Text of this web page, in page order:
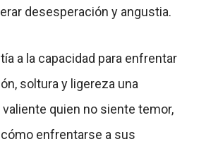
desesperación y angustia.
a la capacidad para enfrentar
soltura y ligereza una
quien no siente temor,
enfrentarse a sus